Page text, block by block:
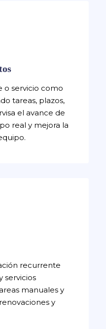
o servicio como
tareas, plazos,
el avance de
real y mejora la
recurrente
servicios
manuales y
y